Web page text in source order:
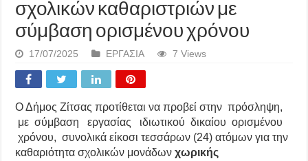
σχολικών καθαριστριών με
σύμβαση ορισμένου χρόνου
17/07/2025 ΕΡΓΑΣΙΑ 7 Views
Ο Δήμος Ζίτσας προτίθεται να προβεί στην πρόσληψη,
με σύμβαση εργασίας ιδιωτικού δικαίου ορισμένου
χρόνου, συνολικά είκοσι τεσσάρων (24) ατόμων για την
καθαριότητα σχολικών μονάδωνχωρικής